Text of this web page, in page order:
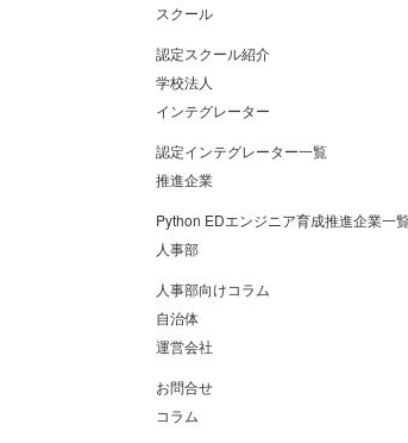
スクール
認定スクール紹介
学校法人
インテグレーター
認定インテグレーター一覧
推進企業
Python EDエンジニア育成推進企業一
人事部
人事部向けコラム
自治体
運営会社
お問合せ
コラム